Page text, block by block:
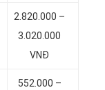
2.820.000 –
3.020.000
VNĐ
552.000 –